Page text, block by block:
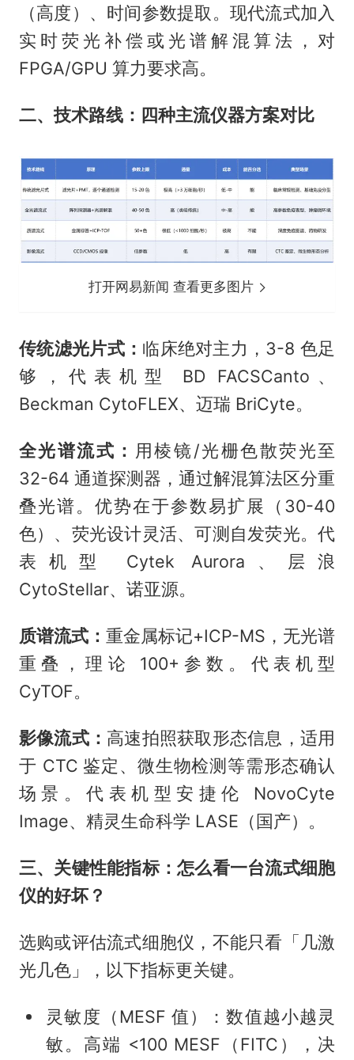
（高度）、时间参数提取。现代流式加入
实时荧光补偿或光谱解混算法，对
FPGA/GPU 算力要求高。
二、技术路线：四种主流仪器方案对比
打开网易新闻 查看更多图片
传统滤光片式： 临床绝对主力，3-8 色足
够，代表机型 BD FACSCanto、
Beckman CytoFLEX、迈瑞 BriCyte。
全光谱流式： 用棱镜/光栅色散荧光至
32-64 通道探测器，通过解混算法区分重
叠光谱。优势在于参数易扩展（30-40
色）、荧光设计灵活、可测自发荧光。代
表机型 Cytek Aurora、层浪
CytoStellar、诺亚源。
质谱流式： 重金属标记+ICP-MS，无光谱
重叠，理论 100+参数。代表机型
CyTOF。
影像流式： 高速拍照获取形态信息，适用
于 CTC 鉴定、微生物检测等需形态确认
场景。代表机型安捷伦 NovoCyte
Image、精灵生命科学 LASE（国产）。
三、关键性能指标：怎么看一台流式细胞
仪的好坏？
选购或评估流式细胞仪，不能只看「几激
光几色」，以下指标更关键。
灵敏度（MESF 值）：数值越小越灵
敏。高端 <100 MESF（FITC），决